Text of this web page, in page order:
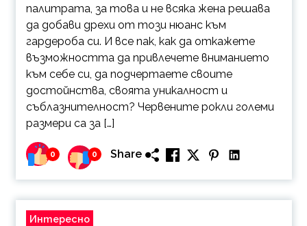
палитрата, за това и не всяка жена решава
да добави дрехи от този нюанс към
гардероба си. И все пак, как да откажете
възможността да привлечете вниманието
към себе си, да подчертаете своите
достойнства, своята уникалност и
съблазнителност? Червените рокли големи
размери са за […]
0 0 Share
Интересно